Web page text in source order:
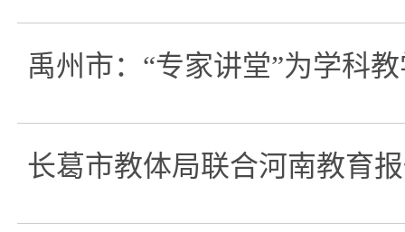
禹州市：“专家讲堂”为学科
长葛市教体局联合河南教育